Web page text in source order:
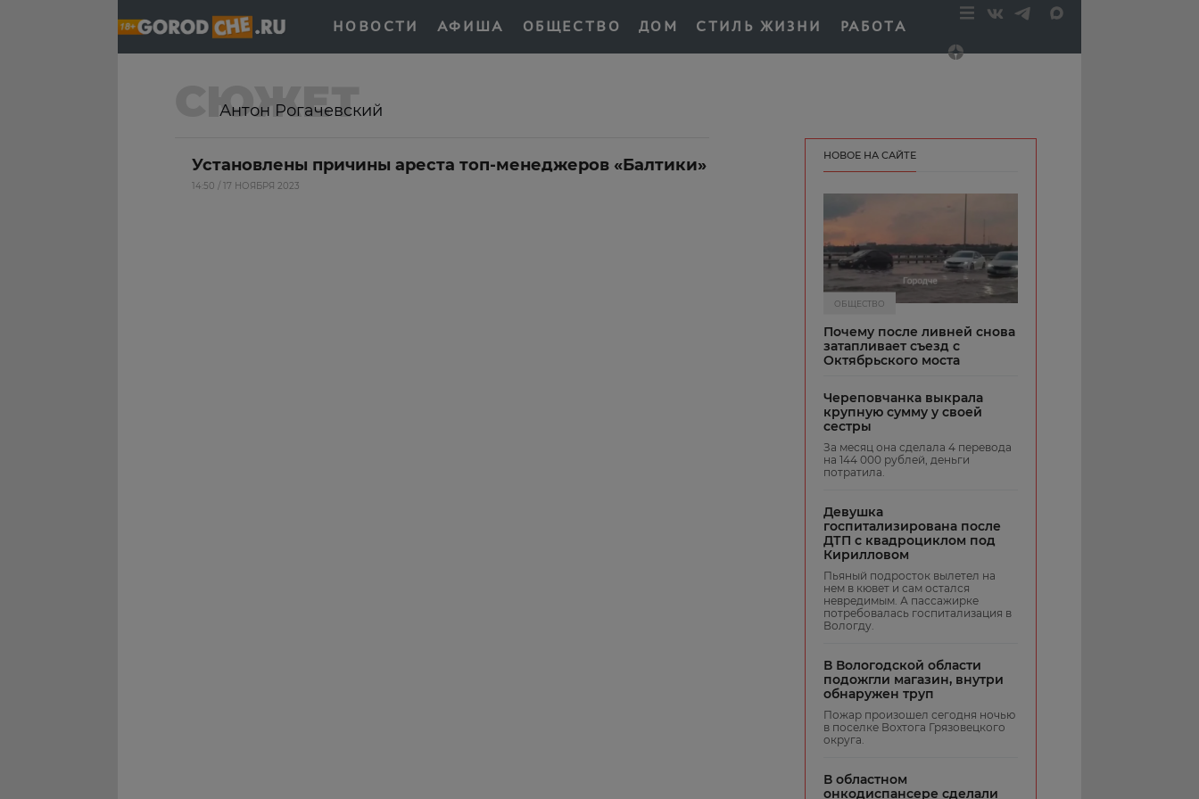
НОВОСТИ АФИША ОБЩЕСТВО ДОМ СТИЛЬ ЖИЗНИ РАБОТА
СЮЖЕТ
Антон Рогачевский
Установлены причины ареста топ-менеджеров «Балтики»
14:50 / 17 НОЯБРЯ 2023
НОВОЕ НА САЙТЕ
ОБЩЕСТВО
Почему после ливней снова
затапливает съезд с
Октябрьского моста
Череповчанка выкрала
крупную сумму у своей
сестры
За месяц она сделала 4 перевода
на 144 000 рублей, деньги
потратила.
Девушка
госпитализирована после
ДТП с квадроциклом под
Кирилловом
Пьяный подросток вылетел на
нем в кювет и сам остался
невредимым. А пассажирке
потребовалась госпитализация в
Вологду.
В Вологодской области
подожгли магазин, внутри
обнаружен труп
Пожар произошел сегодня ночью
в поселке Вохтога Грязовецкого
округа.
В областном
онкодиспансере сделали